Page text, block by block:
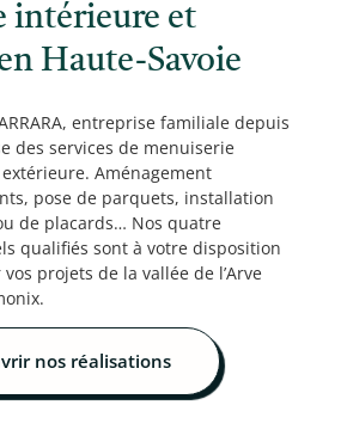
intérieure et
Haute-Savoie
entreprise familiale depuis
des services de menuiserie
Aménagement
pose de parquets, installation
de placards… Nos quatre
qualifiés sont à votre disposition
projets de la vallée de l’Arve
nos réalisations